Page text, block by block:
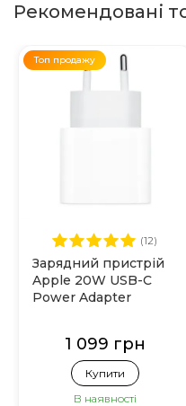
Рекомендовані
Топ продажу
(12)
Зарядний пристрій
Apple 20W USB-C
Power Adapter
1 099 грн
Купити
В наявності